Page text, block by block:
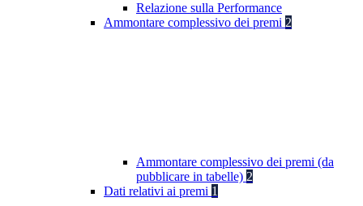
Relazione sulla Performance
Ammontare complessivo dei premi 2
Ammontare complessivo dei premi (da
pubblicare in tabelle) 2
Dati relativi ai premi 1